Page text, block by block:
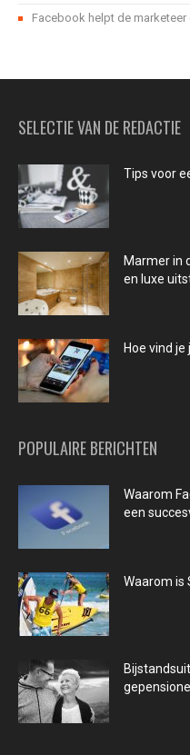
Facebook helpt de
SELECTIE VAN DE REDACTIE
Tips voor
Marmer in
en luxe
Hoe vind
POPULAIRE BERICHTEN
Waarom
een
Waarom is